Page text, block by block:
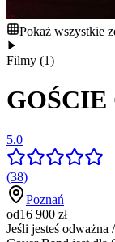
Pokaż wszystkie
Filmy (1)
GOŚCIE
5.0
(38)
Poznań
od16 900 zł
Jeśli jesteś